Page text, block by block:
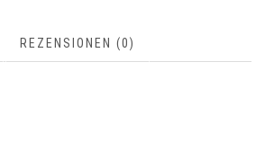
REZENSIONEN (0)